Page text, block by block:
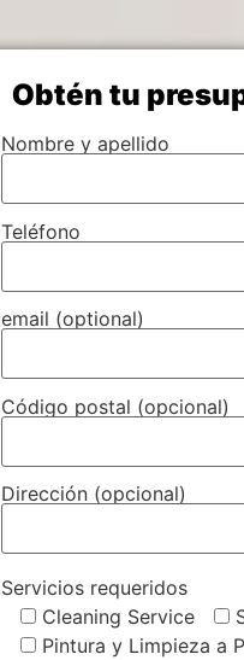
Obtén tu
Nombre y apellido
Teléfono
email (optional)
Código postal (opcional)
Dirección (opcional)
Servicios requeridos
Cleaning Service
Pintura y Limpieza a